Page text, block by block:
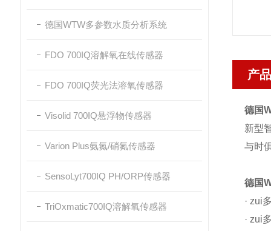
德国WTW多参数水质分析系统
FDO 700IQ溶解氧在线传感器
FDO 700IQ荧光法溶氧传感器
Visolid 700IQ悬浮物传感器
Varion Plus氨氮/硝氮传感器
SensoLyt700IQ PH/ORP传感器
TriOxmatic700IQ溶解氧传感器
产
德国
新型
与时
德国
· zui
· zui